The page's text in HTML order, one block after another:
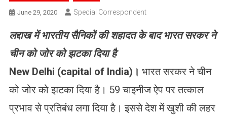
June 29, 2020 Special Correspondent
लद्दाख में भारतीय सैनिकों की शहादत के बाद भारत सरकर ने
चीन को जोर को झटका दिया है
New Delhi (capital of India)। भारत सरकर ने चीन
को जोर को झटका दिया है। 59 चाइनीज ऐप पर तत्काल
प्रभाव से प्रतिबंध लगा दिया है। इससे देश में खुशी की लहर